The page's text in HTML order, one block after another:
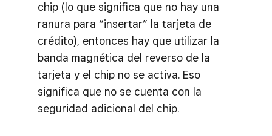
chip (lo que significa que no hay una
ranura para “insertar” la tarjeta de
crédito), entonces hay que utilizar la
banda magnética del reverso de la
tarjeta y el chip no se activa. Eso
significa que no se cuenta con la
seguridad adicional del chip.